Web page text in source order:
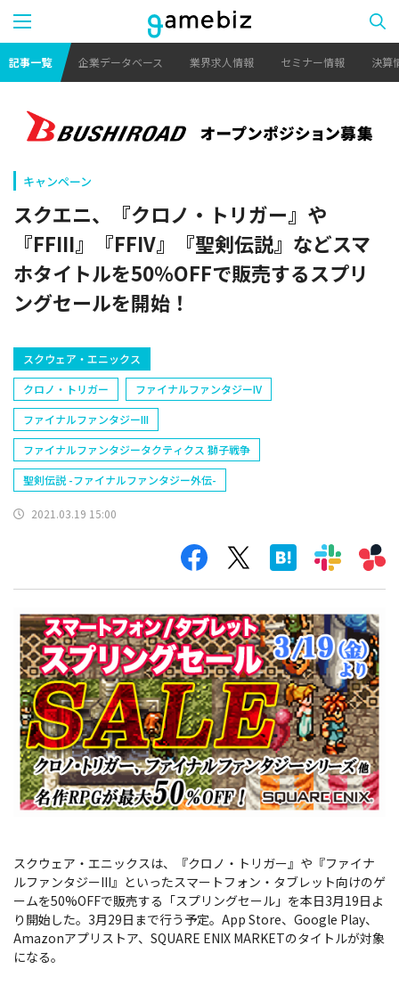
記事一覧 企業データベース 業界求人情報 セミナー情報 決算
キャンペーン
スクエニ、『クロノ・トリガー』や
『FFIII』『FFIV』『聖剣伝説』などスマ
ホタイトルを50％OFFで販売するスプリ
ングセールを開始！
スクウェア・エニックス
クロノ・トリガー
ファイナルファンタジーIV
ファイナルファンタジーIII
ファイナルファンタジータクティクス 獅子戦争
聖剣伝説 -ファイナルファンタジー外伝-
2021.03.19 15:00
スクウェア・エニックスは、『クロノ・トリガー』や『ファイナ
ルファンタジーIII』といったスマートフォン・タブレット向けのゲ
ームを50%OFFで販売する「スプリングセール」を本日3月19日よ
り開始した。3月29日まで行う予定。App Store、Google Play、
Amazonアプリストア、SQUARE ENIX MARKETのタイトルが対象
になる。